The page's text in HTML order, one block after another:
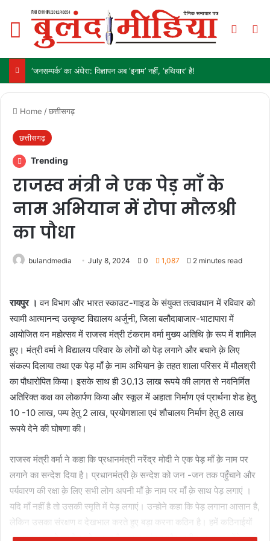
Menu
‘जनसम्पर्क’ का अंधेरा: विज्ञापन अब ‘इनाम’ नहीं, ‘हथियार’ है!
Home /छत्तीसगढ़
छत्तीसगढ़
Trending
राजस्व मंत्री ने एक पेड़ माँ के
नाम अभियान में रोपा मौलश्री
का पौधा
bulandmedia July 8, 2024 0 1,087 2 minutes read
रायपुर ।वन विभाग और भारत स्काउट-गाइड के संयुक्त तत्वावधान में रविवार को
स्वामी आत्मानन्द उत्कृष्ट विद्यालय अर्जुनी, जिला बलौदाबाजार-भाटापारा में
आयोजित वन महोत्सव में राजस्व मंत्री टंकराम वर्मा मुख्य अतिथि क़े रूप में शामिल
हुए। मंत्री वर्मा ने विद्यालय परिवार के लोगों को पेड़ लगाने और बचाने क़े लिए
संकल्प दिलाया तथा एक पेड़ माँ क़े नाम अभियान क़े तहत शाला परिसर में मौलश्री
का पौधारोपित किया। इसके साथ ही 30.13 लाख रूपये की लागत से नवनिर्मित
अतिरिक्त कक्ष का लोकार्पण किया और स्कूल में अहाता निर्माण एवं प्रार्थना शेड हेतु
10 -10 लाख, पम्प हेतु 2 लाख, प्रयोगशाला एवं शौचालय निर्माण हेतु 8 लाख
रूपये देने की घोषणा की।
राजस्व मंत्री वर्मा ने कहा कि प्रधानमंत्री नरेंद्र मोदी ने एक पेड़ माँ क़े नाम पर
लगाने का सन्देश दिया है। प्रधानमंत्री क़े सन्देश को जन -जन तक पहुँचाने और
पर्यवारण की रक्षा क़े लिए सभी लोग अपनी माँ क़े नाम पर माँ क़े साथ पेड़ लगाएं ।
यदि माँ नहीं है तो उसकी स्मृति में पेड़ लगाएं। उन्होने कहा कि पेड़ लगाना आसान है,
लेकिन उसका संरक्षण व देखभाल करते हुए बड़ा करना कठिन है। हमें कठिनाईयों
का सामना करते हुए पेड़ को बचाना है। जल, जंगल और जमीन सलामत रहेंगे, तभी